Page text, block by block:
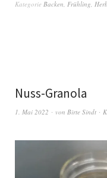
Kategorie Backen, Frühling,
Nuss-Granola
1. Mai 2022 von Birte Sindt